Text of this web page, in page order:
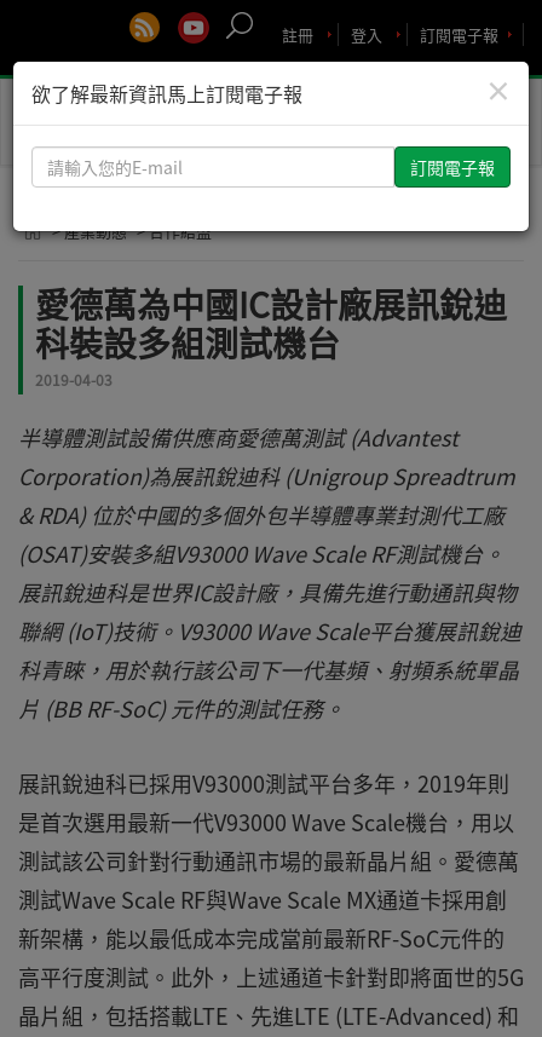
訂閱電子報
登入
註冊
Toggle
> 產業動態 > 合作結盟
愛德萬為中國IC設計廠展訊銳迪
科裝設多組測試機台
2019-04-03
半導體測試設備供應商愛德萬測試 (Advantest
Corporation)為展訊銳迪科 (Unigroup Spreadtrum
& RDA) 位於中國的多個外包半導體專業封測代工廠
(OSAT)安裝多組V93000 Wave Scale RF測試機台。
展訊銳迪科是世界IC設計廠，具備先進行動通訊與物
聯網 (IoT)技術。V93000 Wave Scale平台獲展訊銳迪
科青睞，用於執行該公司下一代基頻、射頻系統單晶
片 (BB RF-SoC) 元件的測試任務。
展訊銳迪科已採用V93000測試平台多年，2019年則
是首次選用最新一代V93000 Wave Scale機台，用以
測試該公司針對行動通訊市場的最新晶片組。愛德萬
測試Wave Scale RF與Wave Scale MX通道卡採用創
新架構，能以最低成本完成當前最新RF-SoC元件的
高平行度測試。此外，上述通道卡針對即將面世的5G
晶片組，包括搭載LTE、先進LTE (LTE-Advanced) 和
×
欲了解最新資訊馬上訂閱電子報
請
輸
您
E-
mail